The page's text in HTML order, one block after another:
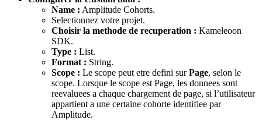
Name : Amplitude Cohorts.
Selectionnez votre projet.
Choisir la methode de recuperation : Kameleoon
SDK.
Type : List.
Format : String.
Scope : Le scope peut etre defini surPage, selon le
scope. Lorsque le scope est Page, les donnees sont
reevaluees a chaque chargement de page, si l’utilisateur
appartient a une certaine cohorte identifiee par
Amplitude.